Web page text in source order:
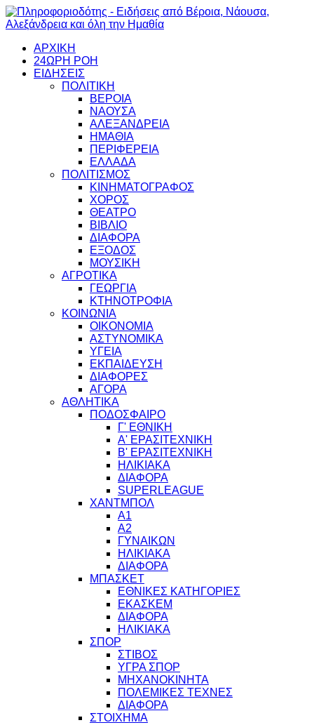
ΑΡΧΙΚΗ
24ΩΡΗ ΡΟΗ
ΕΙΔΗΣΕΙΣ
ΠΟΛΙΤΙΚΗ
ΒΕΡΟΙΑ
ΝΑΟΥΣΑ
ΑΛΕΞΑΝΔΡΕΙΑ
ΗΜΑΘΙΑ
ΠΕΡΙΦΕΡΕΙΑ
ΕΛΛΑΔΑ
ΠΟΛΙΤΙΣΜΟΣ
ΚΙΝΗΜΑΤΟΓΡΑΦΟΣ
ΧΟΡΟΣ
ΘΕΑΤΡΟ
ΒΙΒΛΙΟ
ΔΙΑΦΟΡΑ
ΕΞΟΔΟΣ
ΜΟΥΣΙΚΗ
ΑΓΡΟΤΙΚΑ
ΓΕΩΡΓΙΑ
ΚΤΗΝΟΤΡΟΦΙΑ
ΚΟΙΝΩΝΙΑ
ΟΙΚΟΝΟΜΙΑ
ΑΣΤΥΝΟΜΙΚΑ
ΥΓΕΙΑ
ΕΚΠΑΙΔΕΥΣΗ
ΔΙΑΦΟΡΕΣ
ΑΓΟΡΑ
ΑΘΛΗΤΙΚΑ
ΠΟΔΟΣΦΑΙΡΟ
Γ' ΕΘΝΙΚΗ
Α' ΕΡΑΣΙΤΕΧΝΙΚΗ
Β' ΕΡΑΣΙΤΕΧΝΙΚΗ
ΗΛΙΚΙΑΚΑ
ΔΙΑΦΟΡΑ
SUPERLEAGUE
ΧΑΝΤΜΠΟΛ
Α1
Α2
ΓΥΝΑΙΚΩΝ
ΗΛΙΚΙΑΚΑ
ΔΙΑΦΟΡΑ
ΜΠΑΣΚΕΤ
ΕΘΝΙΚΕΣ ΚΑΤΗΓΟΡΙΕΣ
ΕΚΑΣΚΕΜ
ΔΙΑΦΟΡΑ
ΗΛΙΚΙΑΚΑ
ΣΠΟΡ
ΣΤΙΒΟΣ
ΥΓΡΑ ΣΠΟΡ
ΜΗΧΑΝΟΚΙΝΗΤΑ
ΠΟΛΕΜΙΚΕΣ ΤΕΧΝΕΣ
ΔΙΑΦΟΡΑ
ΣΤΟΙΧΗΜΑ